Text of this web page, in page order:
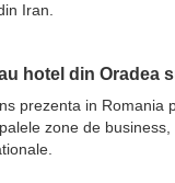
Iran.
hotel din Oradea
prezenta in
zone de